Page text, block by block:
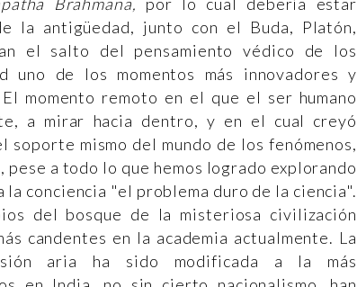
la antigüedad, junto con el Buda, Platón,
el salto del pensamiento védico de los
uno de los momentos más innovadores y
momento remoto en el que el ser humano
a mirar hacia dentro, y en el cual creyó
mismo del mundo de los fenómenos,
pese a todo lo que hemos logrado explorando
conciencia "el problema duro de la ciencia".
del bosque de la misteriosa civilización
candentes en la academia actualmente. La
aria ha sido modificada a la más